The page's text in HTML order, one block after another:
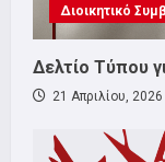
Διοικητικό
Δελτίο Τύπου
21 Απριλίου, 2026